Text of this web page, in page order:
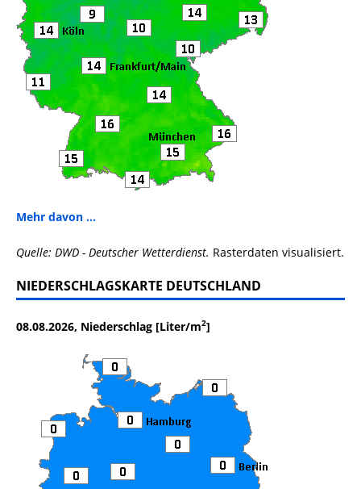
Mehr davon ...
Quelle: DWD - Deutscher Wetterdienst. Rasterdaten visualisiert.
NIEDERSCHLAGSKARTE DEUTSCHLAND
08.08.2026, Niederschlag [Liter/m2]